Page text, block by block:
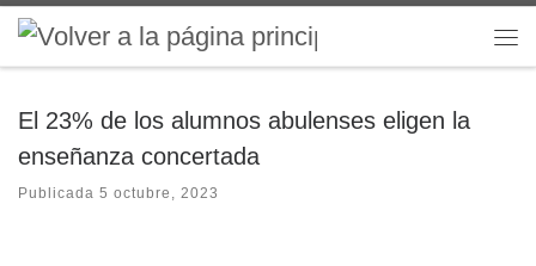
Saltar al contenido
El 23% de los alumnos abulenses eligen la
enseñanza concertada
Publicada 5 octubre, 2023